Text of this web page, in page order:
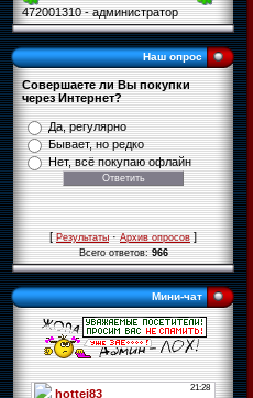
472001310 - администратор
Наш опрос
Совершаете ли Вы покупки
через Интернет?
Да, регулярно
Бывает, но редко
Нет, всё покупаю офлайн
[Результаты·Архив опросов]
Всего ответов:966
Мини-чат